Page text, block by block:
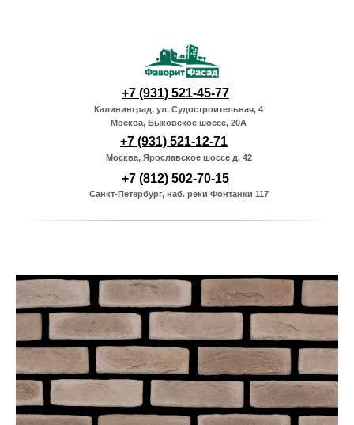
Санкт-Петербург, наб. реки Фонтанки 117
+7 (812) 502-70-15
Калининград, ул. Судостроительная, 4
Москва, Быковское шоссе, 20А
Москва, Ярославское шоссе д. 42
+7 (931) 521-12-71
+7 (931) 521-45-77